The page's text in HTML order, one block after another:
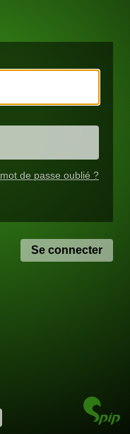
mot de passe oublié ?